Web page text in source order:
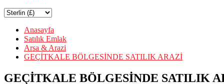
Anasayfa
Satılık Emlak
Arsa & Arazi
GEÇİTKALE BÖLGESİNDE SATILIK ARAZİ
GEÇİTKALE BÖLGESİNDE SATILIK